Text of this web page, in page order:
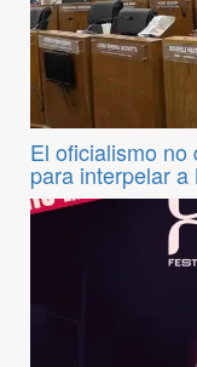
El oficialismo no
para interpelar